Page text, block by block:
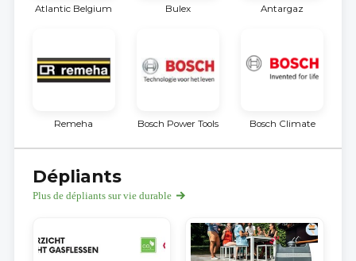
Atlantic Belgium Bulex Antargaz
Remeha Bosch Power Tools Bosch Climate
Dépliants
Plus de dépliants sur vie durable